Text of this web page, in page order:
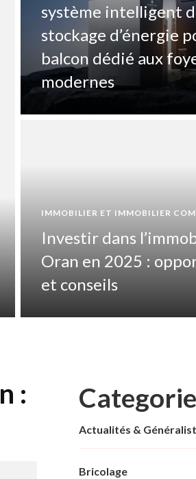
système intelligent
stockage d’énergie
balcon dédié aux
modernes
IMMOBILIER ET IMMOBILIER
Investir dans
Oran en 2025 :
et conseils
:
Actualités &
Bricolage